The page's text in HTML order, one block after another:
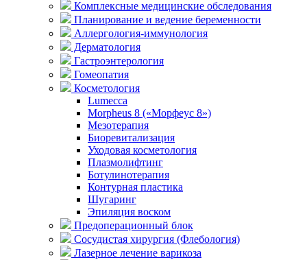
Комплексные медицинские обследования
Планирование и ведение беременности
Аллергология-иммунология
Дерматология
Гастроэнтерология
Гомеопатия
Косметология
Lumecca
Morpheus 8 («Морфеус 8»)
Мезотерапия
Биоревитализация
Уходовая косметология
Плазмолифтинг
Ботулинотерапия
Контурная пластика
Шугаринг
Эпиляция воском
Предоперационный блок
Сосудистая хирургия (Флебология)
Лазерное лечение варикоза